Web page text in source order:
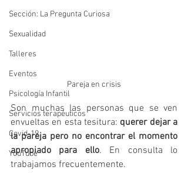
Sección: La Pregunta Curiosa
Sexualidad
Talleres
Eventos
Psicología Infantil
Servicios terapéuticos
Covid-19
YouTube
Pareja en crisis
Son muchas las personas que se ven
envueltas en esta tesitura: querer dejar a
la pareja pero no encontrar el momento
apropiado para ello. En consulta lo
trabajamos frecuentemente.